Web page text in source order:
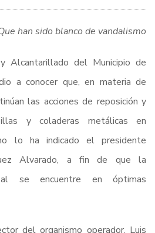
han sido blanco de vandalismo
Alcantarillado del Municipio de
a conocer que, en materia de
las acciones de reposición y
y coladeras metálicas en
lo ha indicado el presidente
Alvarado, a fin de que la
se encuentre en óptimas
del organismo operador, Luis